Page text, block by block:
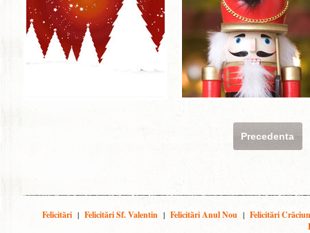
Precedenta
Felicitări | Felicitări Sf. Valentin | Felicitări Anul Nou | Felicitări